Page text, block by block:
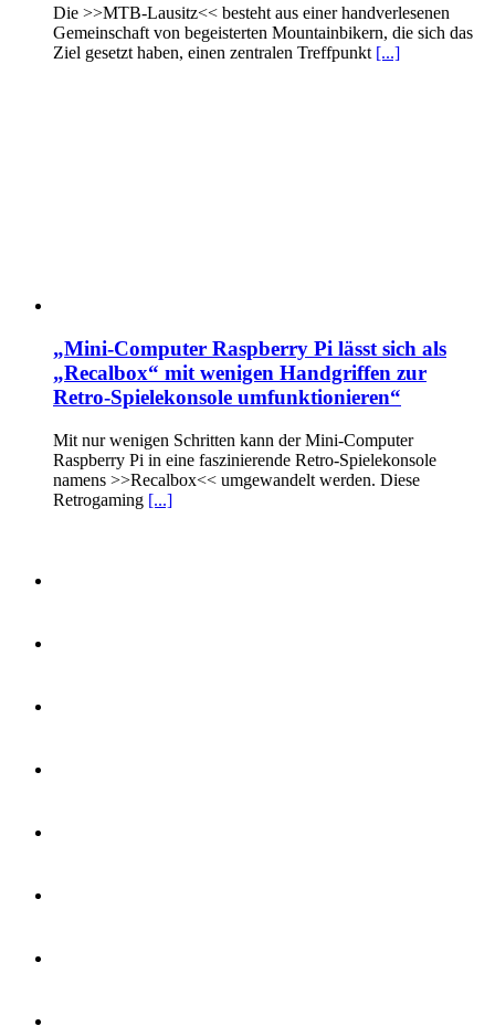
Die >>MTB-Lausitz<< besteht aus einer handverlesenen
Gemeinschaft von begeisterten Mountainbikern, die sich das
Ziel gesetzt haben, einen zentralen Treffpunkt [...]
„Mini-Computer Raspberry Pi lässt sich als
„Recalbox“ mit wenigen Handgriffen zur
Retro-Spielekonsole umfunktionieren“
Mit nur wenigen Schritten kann der Mini-Computer
Raspberry Pi in eine faszinierende Retro-Spielekonsole
namens >>Recalbox<< umgewandelt werden. Diese
Retrogaming [...]